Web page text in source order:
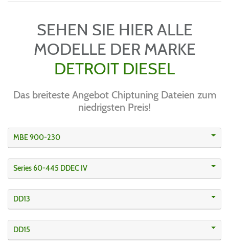
SEHEN SIE HIER ALLE
MODELLE DER MARKE
DETROIT DIESEL
Das breiteste Angebot Chiptuning Dateien zum
niedrigsten Preis!
MBE 900-230
Series 60-445 DDEC IV
DD13
DD15